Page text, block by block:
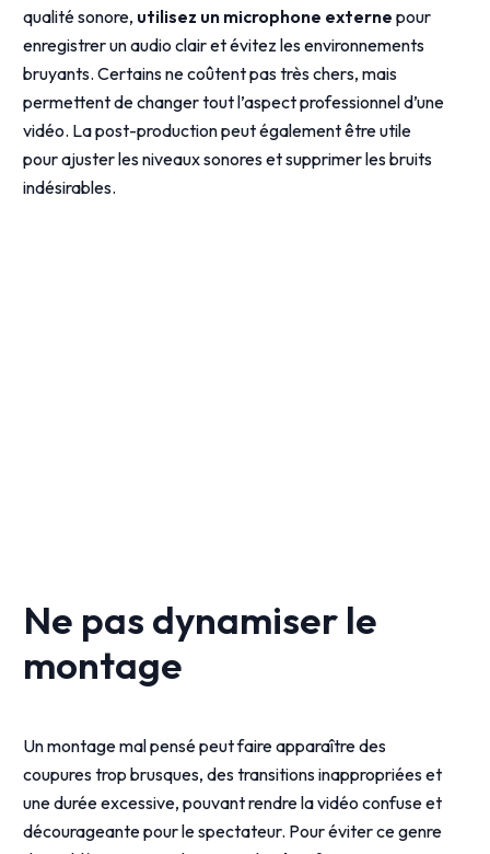
qualité sonore, utilisez un microphone externepour
enregistrer un audio clair et évitez les environnements
bruyants. Certains ne coûtent pas très chers, mais
permettent de changer tout l’aspect professionnel d’une
vidéo. La post-production peut également être utile
pour ajuster les niveaux sonores et supprimer les bruits
indésirables.
Ne pas dynamiser le
montage
Un montage mal pensé peut faire apparaître des
coupures trop brusques, des transitions inappropriées et
une durée excessive, pouvant rendre la vidéo confuse et
décourageante pour le spectateur. Pour éviter ce genre